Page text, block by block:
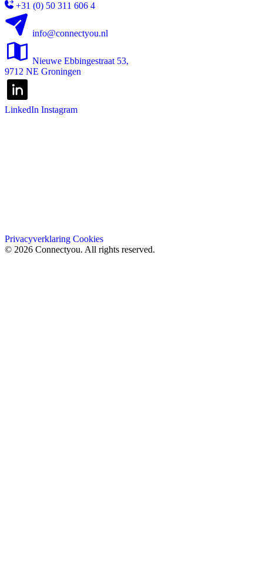
+31 (0) 50 311 606 4
info@connectyou.nl
Nieuwe Ebbingestraat 53,
9712 NE Groningen
LinkedIn Instagram
Privacyverklaring Cookies
© 2026 Connectyou. All rights reserved.